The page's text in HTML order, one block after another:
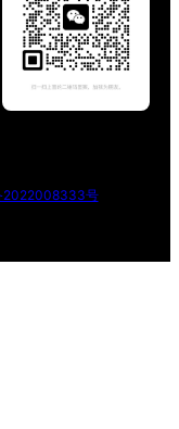
2022008333号